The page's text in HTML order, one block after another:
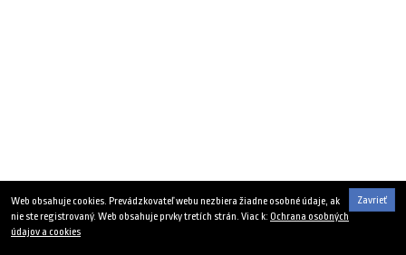
Zavrieť
Web obsahuje cookies. Prevádzkovateľ webu nezbiera žiadne osobné údaje, ak
nie ste registrovaný. Web obsahuje prvky tretích strán. Viac k: Ochrana osobných
údajov a cookies